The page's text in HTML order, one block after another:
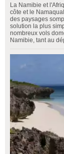
La Namibie et
côte et le
des paysages
solution la plus
nombreux vols
Namibie, tant au